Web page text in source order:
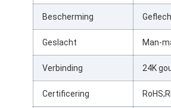
Thuis
Producten
Over ons
Bescherming
Geslacht Man-
Verbinding 24K
Certificering